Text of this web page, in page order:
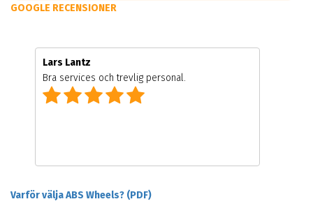
GOOGLE RECENSIONER
Lars Lantz
Bra services och trevlig personal.
Varför välja ABS Wheels? (PDF)